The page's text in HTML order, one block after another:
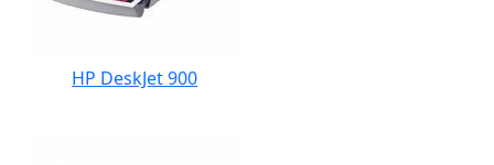
HP DeskJet 900